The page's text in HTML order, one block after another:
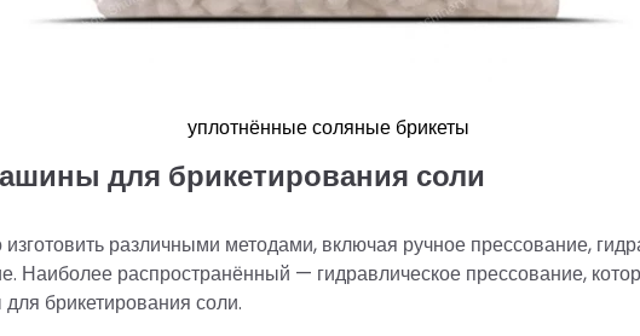
уплотнённые соляные брикеты
для брикетирования соли
различными методами, включая ручное прессование,
Наиболее распространённый — гидравлическое прессование,
брикетирования соли.